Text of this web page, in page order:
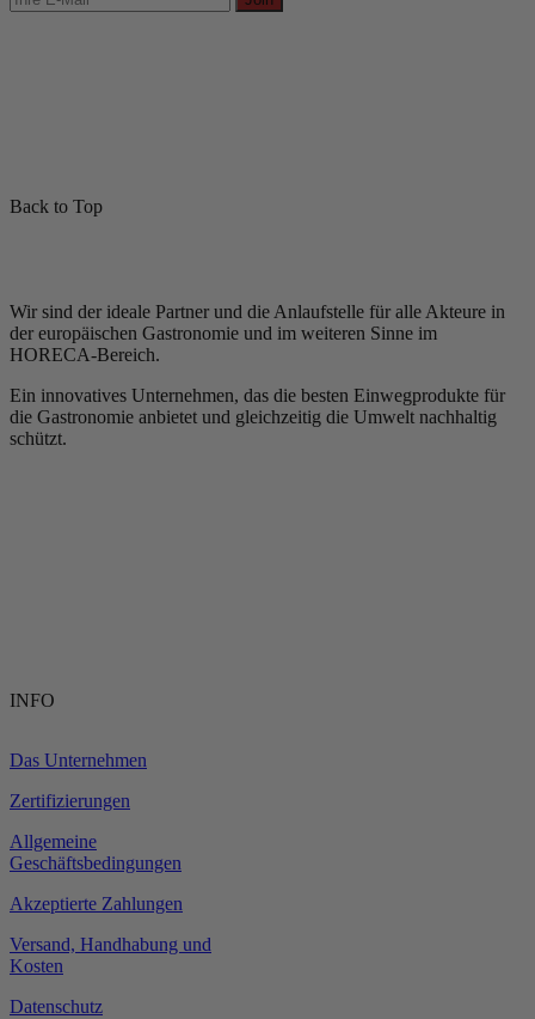
Back to Top
Wir sind der ideale Partner und die Anlaufstelle für alle Akteure in
der europäischen Gastronomie und im weiteren Sinne im
HORECA-Bereich.
Ein innovatives Unternehmen, das die besten Einwegprodukte für
die Gastronomie anbietet und gleichzeitig die Umwelt nachhaltig
schützt.
INFO
Das Unternehmen
Zertifizierungen
Allgemeine
Geschäftsbedingungen
Akzeptierte Zahlungen
Versand, Handhabung und
Kosten
Datenschutz